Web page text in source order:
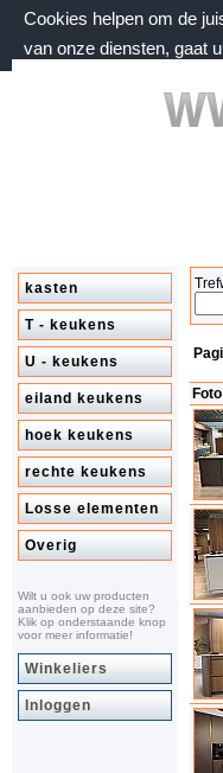
Cookies helpen om de
van onze diensten, gaat
zaterdag 8 augustus 2026,
Welkom bij
kasten
T - keukens
U - keukens
eiland keukens
hoek keukens
rechte keukens
Losse elementen
Overig
Wilt u ook uw producten
aanbieden op deze site?
Klik op onderstaande knop
voor meer informatie!
Winkeliers
Inloggen
Foto